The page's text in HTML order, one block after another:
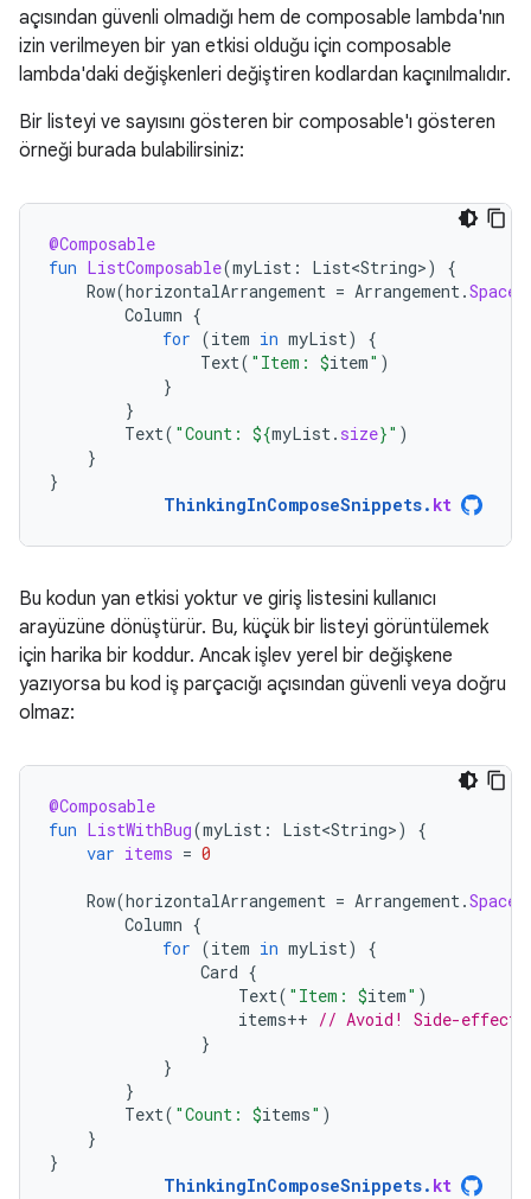
açısından güvenli olmadığı hem de composable lambda'nın
izin verilmeyen bir yan etkisi olduğu için composable
lambda'daki değişkenleri değiştiren kodlardan kaçınılmalıdır.
Bir listeyi ve sayısını gösteren bir composable'ı gösteren
örneği burada bulabilirsiniz:
@Composable
fun ListComposable(myList : List<String>)
{
Row(horizontalArrangement = Arrangement.
Column {
for (item in myList)
{
Text( "Item: $item" )
}
}
Text( "Count: ${myList. size}" )
}
}
ThinkingInComposeSnippets. kt
Bu kodun yan etkisi yoktur ve giriş listesini kullanıcı
arayüzüne dönüştürür. Bu, küçük bir listeyi görüntülemek
için harika bir koddur. Ancak işlev yerel bir değişkene
yazıyorsa bu kod iş parçacığı açısından güvenli veya doğru
olmaz:
@Composable
fun ListWithBug(myList : List<String>)
{
var items = 0
Row(horizontalArrangement = Arrangement.
Column {
for (item in myList)
{
Card {
Text( "Item: $item" )
items++ // Avoid! Side-effect
}
}
}
Text( "Count: $items" )
}
}
ThinkingInComposeSnippets. kt